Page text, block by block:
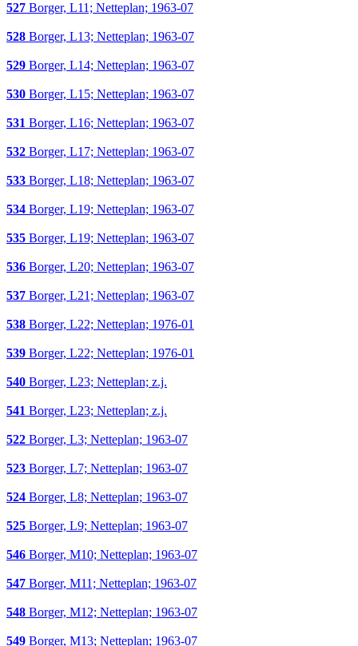
527 Borger, L11; Netteplan; 1963-07
528 Borger, L13; Netteplan; 1963-07
529 Borger, L14; Netteplan; 1963-07
530 Borger, L15; Netteplan; 1963-07
531 Borger, L16; Netteplan; 1963-07
532 Borger, L17; Netteplan; 1963-07
533 Borger, L18; Netteplan; 1963-07
534 Borger, L19; Netteplan; 1963-07
535 Borger, L19; Netteplan; 1963-07
536 Borger, L20; Netteplan; 1963-07
537 Borger, L21; Netteplan; 1963-07
538 Borger, L22; Netteplan; 1976-01
539 Borger, L22; Netteplan; 1976-01
540 Borger, L23; Netteplan; z.j.
541 Borger, L23; Netteplan; z.j.
522 Borger, L3; Netteplan; 1963-07
523 Borger, L7; Netteplan; 1963-07
524 Borger, L8; Netteplan; 1963-07
525 Borger, L9; Netteplan; 1963-07
546 Borger, M10; Netteplan; 1963-07
547 Borger, M11; Netteplan; 1963-07
548 Borger, M12; Netteplan; 1963-07
549 Borger, M13; Netteplan; 1963-07